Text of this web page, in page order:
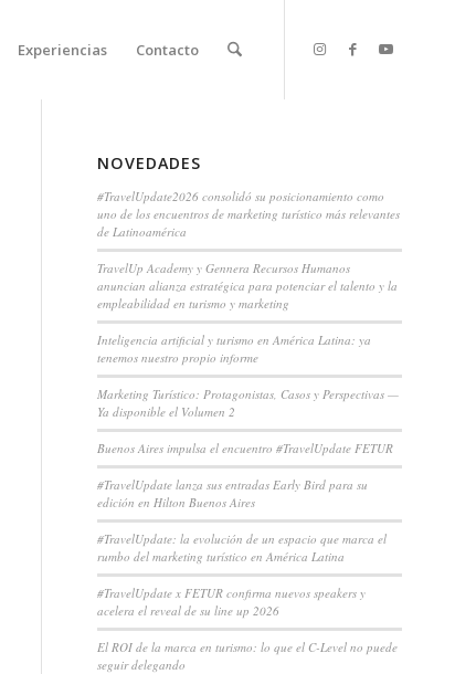
Experiencias Contacto
NOVEDADES
#TravelUpdate2026 consolidó su posicionamiento como
uno de los encuentros de marketing turístico más relevantes
de Latinoamérica
TravelUp Academy y Gennera Recursos Humanos
anuncian alianza estratégica para potenciar el talento y la
empleabilidad en turismo y marketing
Inteligencia artificial y turismo en América Latina: ya
tenemos nuestro propio informe
Marketing Turístico: Protagonistas, Casos y Perspectivas —
Ya disponible el Volumen 2
Buenos Aires impulsa el encuentro #TravelUpdate FETUR
#TravelUpdate lanza sus entradas Early Bird para su
edición en Hilton Buenos Aires
#TravelUpdate: la evolución de un espacio que marca el
rumbo del marketing turístico en América Latina
#TravelUpdate x FETUR confirma nuevos speakers y
acelera el reveal de su line up 2026
El ROI de la marca en turismo: lo que el C-Level no puede
seguir delegando